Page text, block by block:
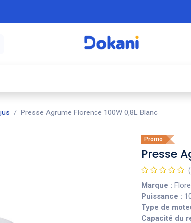
Presse Agrume Florence 100W 0,8L Blanc
Promo
Presse
Marque :
Puissance :
Type de
Capacité du